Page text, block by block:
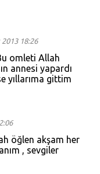
2013 18:26
omleti Allah
annesi yapardı
yıllarıma gittim
öğlen akşam her
, sevgiler